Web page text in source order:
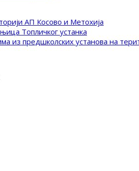
АП Косово и Метохија
Топличког устанка
из предшколских установа на